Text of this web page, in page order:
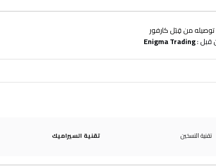
Floating Heat Plates - Progloss Essential Oil Infused with Keratin,
Coconut Rubberised matte black finish 60 Minute Safety Shut Off
for use on dry hair only 3m Salon Grade Cable Includes Silicone
Resistant Mat Product Weight - 235g 3 Year
توصيله من قِبَل كارفور
قبل : Enigma Trading
تقنية التسخين
تقنية السيراميك